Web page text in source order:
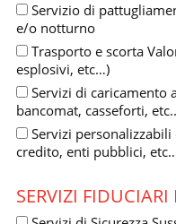
Servizio di
e/o notturno
Trasporto e scorta
esplosivi, etc…)
Servizi di caricamento
bancomat, casseforti,
Servizi
credito, enti pubblici,
SERVIZI